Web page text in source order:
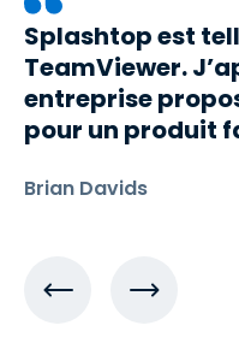
Splashtop est
TeamViewer.
entreprise
pour un produit
Brian Davids